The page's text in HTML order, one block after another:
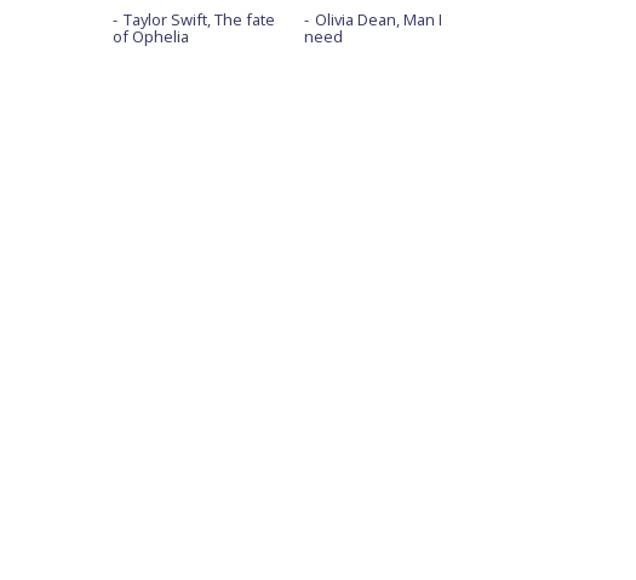
Taylor Swift, The fate
of Ophelia
Olivia Dean, Man I
need